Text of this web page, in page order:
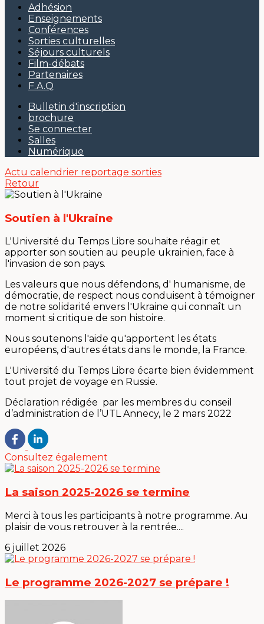
Adhésion
Enseignements
Conférences
Sorties culturelles
Séjours culturels
Film-débats
Partenaires
F.A.Q
Bulletin d'inscription
brochure
Se connecter
Salles
Numérique
Actu calendrier reportage sorties
Retour
Soutien à l'Ukraine
L'Université du Temps Libre souhaite réagir et
apporter son soutien au peuple ukrainien, face à
l'invasion de son pays.
Les valeurs que nous défendons, d' humanisme, de
démocratie, de respect nous conduisent à témoigner
de notre solidarité envers l'Ukraine qui connaît un
moment si critique de son histoire.
Nous soutenons l'aide qu'apportent les états
européens, d'autres états dans le monde, la France.
L'Université du Temps Libre écarte bien évidemment
tout projet de voyage en Russie.
Déclaration rédigée par les membres du conseil
d’administration de l’UTL Annecy, le 2 mars 2022
Consultez également
La saison 2025-2026 se termine
Merci à tous les participants à notre programme. Au
plaisir de vous retrouver à la rentrée....
6 juillet 2026
Le programme 2026-2027 se prépare !